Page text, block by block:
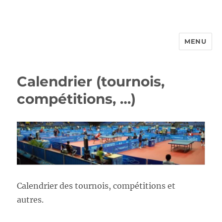
MENU
Calendrier (tournois,
compétitions, …)
Calendrier des tournois, compétitions et
autres.